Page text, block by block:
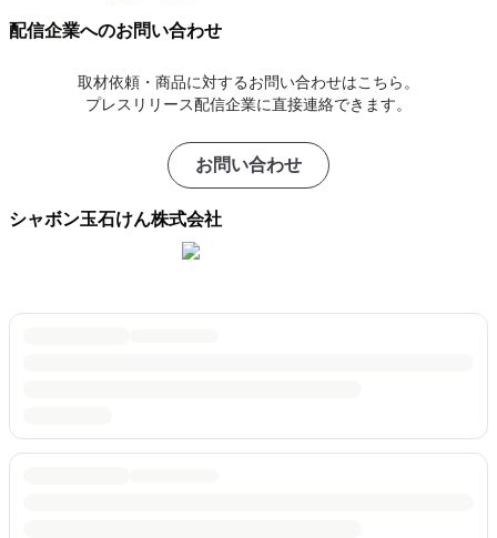
配信企業へのお問い合わせ
取材依頼・商品に対するお問い合わせはこちら。
プレスリリース配信企業に直接連絡できます。
お問い合わせ
シャボン玉石けん株式会社